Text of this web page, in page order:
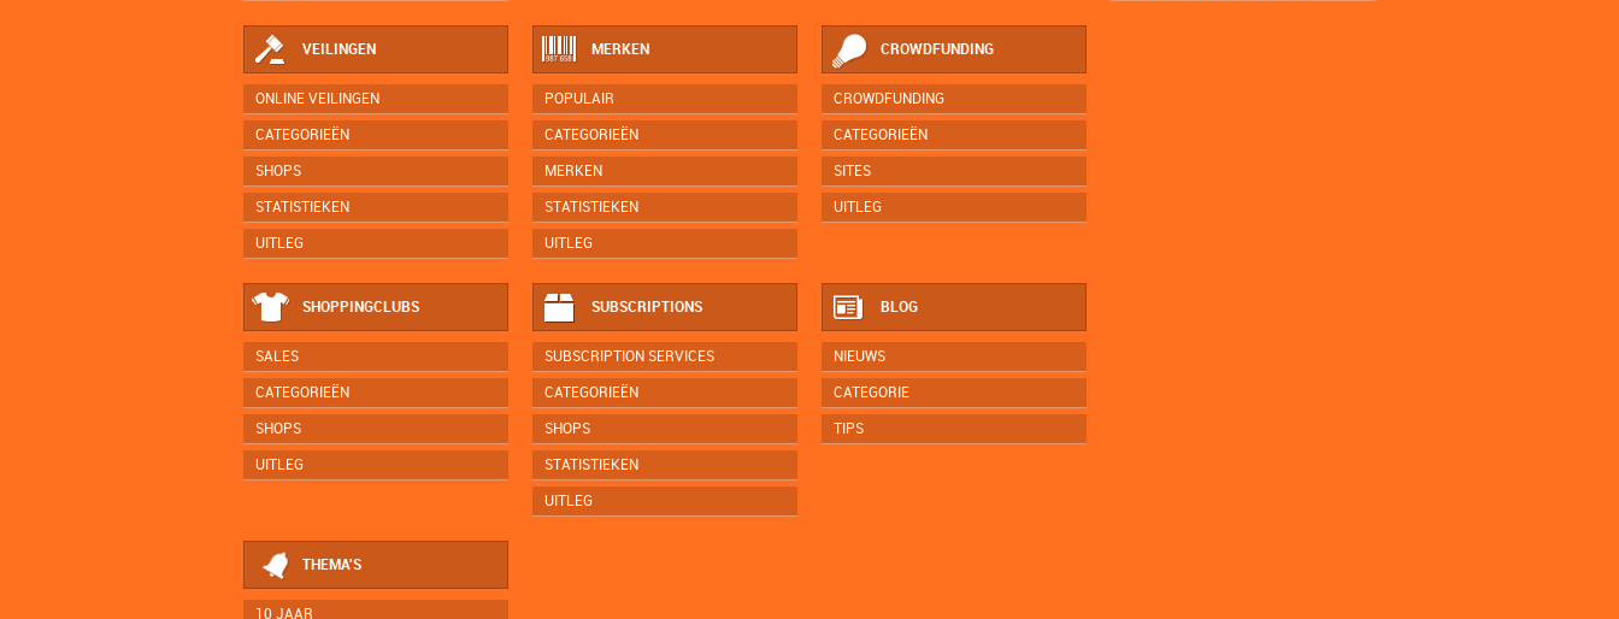
VEILINGEN
ONLINE VEILINGEN
CATEGORIEËN
SHOPS
STATISTIEKEN
UITLEG
MERKEN
POPULAIR
CATEGORIEËN
MERKEN
STATISTIEKEN
UITLEG
CROWDFUNDING
CROWDFUNDING
CATEGORIEËN
SITES
UITLEG
SHOPPINGCLUBS
SALES
CATEGORIEËN
SHOPS
UITLEG
SUBSCRIPTIONS
SUBSCRIPTION SERVICES
CATEGORIEËN
SHOPS
STATISTIEKEN
UITLEG
BLOG
NIEUWS
CATEGORIE
TIPS
THEMA'S
10 JAAR